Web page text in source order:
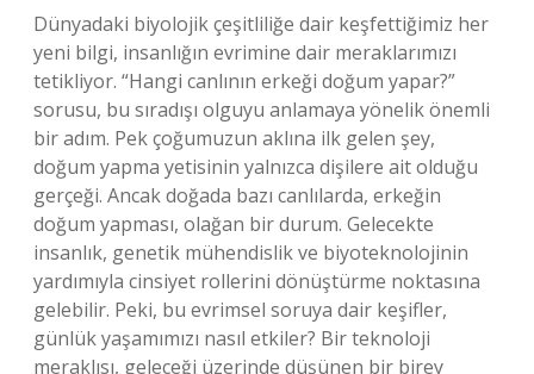
Dünyadaki biyolojik çeşitliliğe dair keşfettiğimiz her
yeni bilgi, insanlığın evrimine dair meraklarımızı
tetikliyor. “Hangi canlının erkeği doğum yapar?”
sorusu, bu sıradışı olguyu anlamaya yönelik önemli
bir adım. Pek çoğumuzun aklına ilk gelen şey,
doğum yapma yetisinin yalnızca dişilere ait olduğu
gerçeği. Ancak doğada bazı canlılarda, erkeğin
doğum yapması, olağan bir durum. Gelecekte
insanlık, genetik mühendislik ve biyoteknolojinin
yardımıyla cinsiyet rollerini dönüştürme noktasına
gelebilir. Peki, bu evrimsel soruya dair keşifler,
günlük yaşamımızı nasıl etkiler? Bir teknoloji
meraklısı, geleceği üzerinde düşünen bir birey